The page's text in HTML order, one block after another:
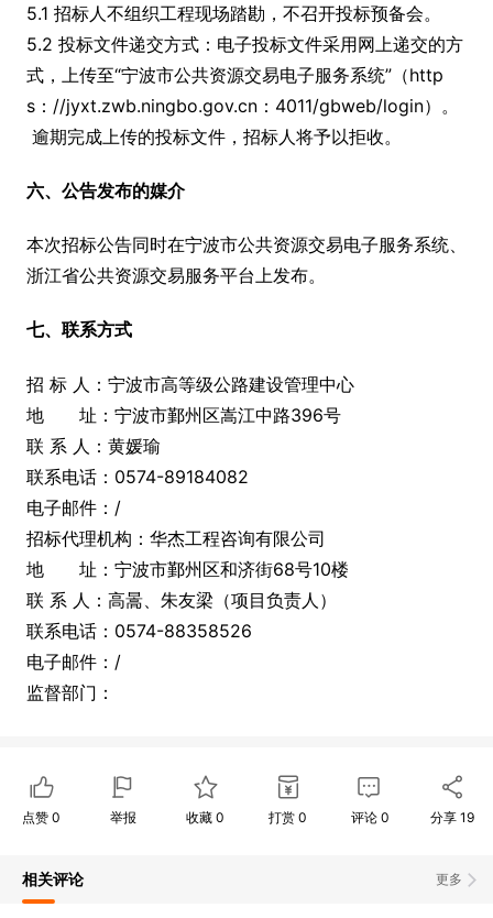
5.1 招标人不组织工程现场踏勘，不召开投标预备会。
5.2 投标文件递交方式：电子投标文件采用网上递交的方
式，上传至“宁波市公共资源交易电子服务系统”（http
s：//jyxt.zwb.ningbo.gov.cn：4011/gbweb/login）。
逾期完成上传的投标文件，招标人将予以拒收。
六、公告发布的媒介
本次招标公告同时在宁波市公共资源交易电子服务系统、
浙江省公共资源交易服务平台上发布。
七、联系方式
招 标 人：宁波市高等级公路建设管理中心
地 址：宁波市鄞州区嵩江中路396号
联 系 人：黄媛瑜
联系电话：0574-89184082
电子邮件：/
招标代理机构：华杰工程咨询有限公司
地 址：宁波市鄞州区和济街68号10楼
联 系 人：高暠、朱友梁（项目负责人）
联系电话：0574-88358526
电子邮件：/
监督部门：
点赞 0 举报 收藏0 打赏 0 评论 0 分享 19
更多
相关评论